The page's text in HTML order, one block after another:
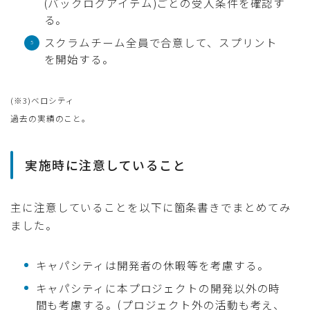
る。
スクラムチーム全員で合意して、スプリント
を開始する。
(※3)ベロシティ
過去の実績のこと。
実施時に注意していること
主に注意していることを以下に箇条書きでまとめてみ
ました。
キャパシティは開発者の休暇等を考慮する。
キャパシティに本プロジェクトの開発以外の時
間も考慮する。(プロジェクト外の活動も考え、